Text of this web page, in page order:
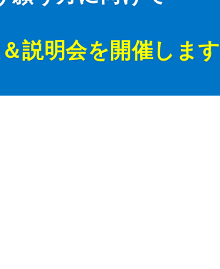
説明会を開催します